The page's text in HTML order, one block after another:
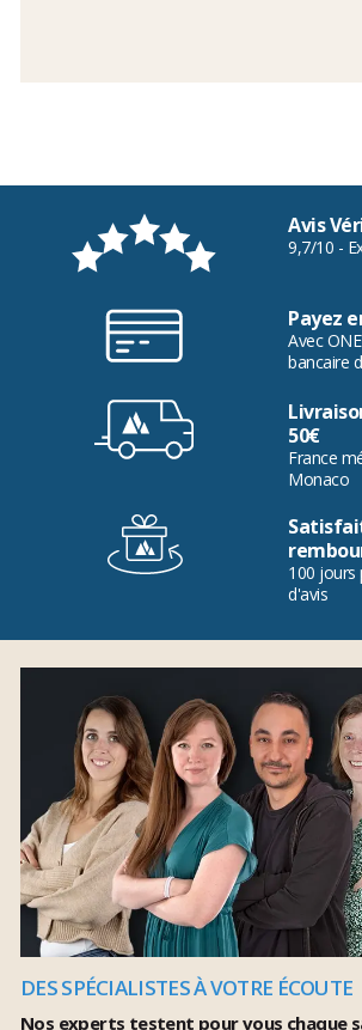
Avis
9,7/10 -
Payez
Avec
bancaire
50€
France
Monaco
100 jours
d'avis
DES SPÉCIALISTES À VOTRE ÉCOUTE
Nos experts testent pour vous chaque